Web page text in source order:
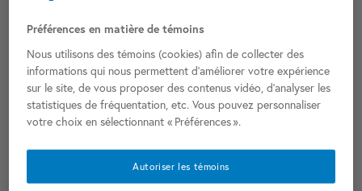
Adresse : 551 10e Avenue, Senneterre, QC J0Y 2M0
Année de réalisation (état actuel) :1939
Concepteurs (état actuel) :N/D
Année de construction (immeuble d’origine) :
Concepteurs (immeuble d’origine) :
Préférences en matière de témoins
Nous utilisons des témoins (cookies) afin de collecter des
informations qui nous permettent d’améliorer votre expérience
sur le site, de vous proposer des contenus vidéo, d’analyser les
statistiques de fréquentation, etc. Vous pouvez personnaliser
votre choix en sélectionnant « Préférences ».
Autoriser les témoins